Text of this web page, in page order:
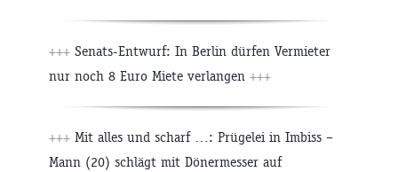
+++ Senats-Entwurf: In Berlin dürfen Vermieter
nur noch 8 Euro Miete verlangen +++
+++ Mit alles und scharf …: Prügelei in Imbiss –
Mann (20) schlägt mit Dönermesser auf